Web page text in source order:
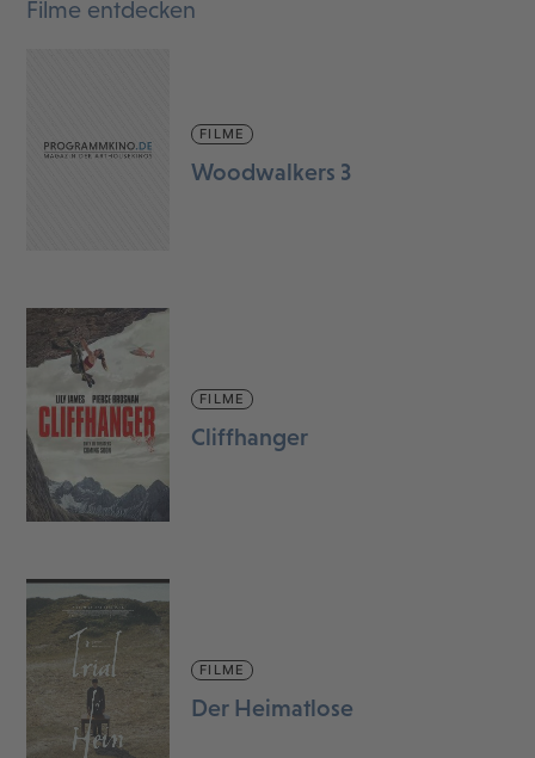
Filme entdecken
FILME
Woodwalkers 3
FILME
Cliffhanger
FILME
Der Heimatlose